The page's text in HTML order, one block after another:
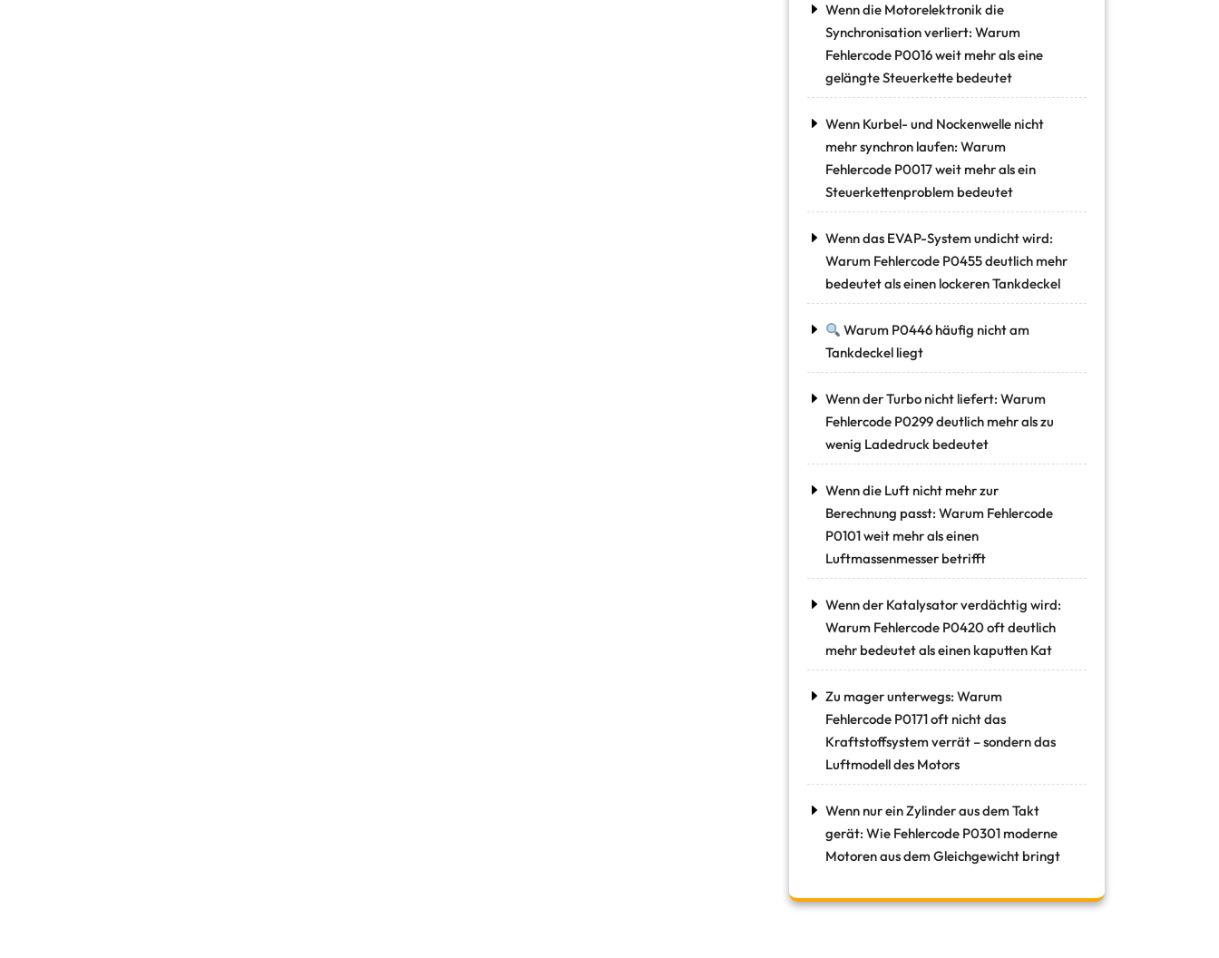
Wenn die Motorelektronik die
Synchronisation verliert: Warum
Fehlercode P0016 weit mehr als eine
gelängte Steuerkette bedeutet
Wenn Kurbel- und Nockenwelle nicht
mehr synchron laufen: Warum
Fehlercode P0017 weit mehr als ein
Steuerkettenproblem bedeutet
Wenn das EVAP-System undicht wird:
Warum Fehlercode P0455 deutlich mehr
bedeutet als einen lockeren Tankdeckel
Warum P0446 häufig nicht am
Tankdeckel liegt
Wenn der Turbo nicht liefert: Warum
Fehlercode P0299 deutlich mehr als zu
wenig Ladedruck bedeutet
Wenn die Luft nicht mehr zur
Berechnung passt: Warum Fehlercode
P0101 weit mehr als einen
Luftmassenmesser betrifft
Wenn der Katalysator verdächtig wird:
Warum Fehlercode P0420 oft deutlich
mehr bedeutet als einen kaputten Kat
Zu mager unterwegs: Warum
Fehlercode P0171 oft nicht das
Kraftstoffsystem verrät – sondern das
Luftmodell des Motors
Wenn nur ein Zylinder aus dem Takt
gerät: Wie Fehlercode P0301 moderne
Motoren aus dem Gleichgewicht bringt